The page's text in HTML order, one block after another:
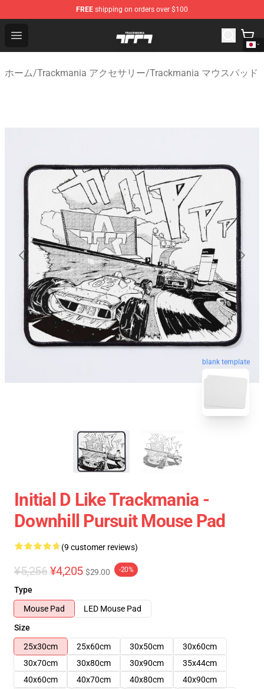
FREE shipping on orders over $100
Open menu
Trackmania Store - Official Trackmania Merchandise
ホーム/Trackmania アクセサリー/Trackmania マウスパッド
blank template
Initial D Like Trackmania -
Downhill Pursuit Mouse Pad
(9 customer reviews)
¥5,256 ¥4,205 $29.00 -20%
Type
Mouse Pad
LED Mouse Pad
Size
25x30cm
25x60cm 30x50cm
30x60cm
30x70cm
30x80cm 30x90cm
35x44cm
40x60cm
40x70cm 40x80cm
40x90cm